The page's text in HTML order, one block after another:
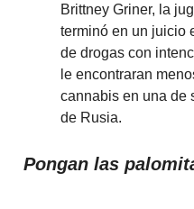
Brittney Griner, la
terminó en un juicio
de drogas con
le encontraran
cannabis en una de
de Rusia.
Pongan las